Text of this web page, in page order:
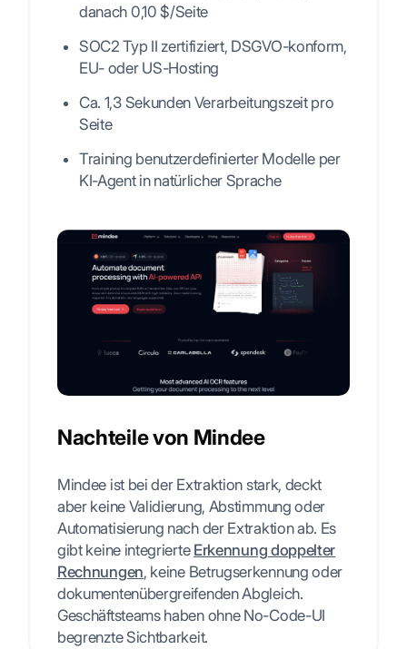
danach 0,10 $/Seite
SOC2 Typ II zertifiziert, DSGVO-konform,
EU- oder US-Hosting
Ca. 1,3 Sekunden Verarbeitungszeit pro
Seite
Training benutzerdefinierter Modelle per
KI-Agent in natürlicher Sprache
Nachteile von Mindee
Mindee ist bei der Extraktion stark, deckt
aber keine Validierung, Abstimmung oder
Automatisierung nach der Extraktion ab. Es
gibt keine integrierte Erkennung doppelter
Rechnungen, keine Betrugserkennung oder
dokumentenübergreifenden Abgleich.
Geschäftsteams haben ohne No-Code-UI
begrenzte Sichtbarkeit.